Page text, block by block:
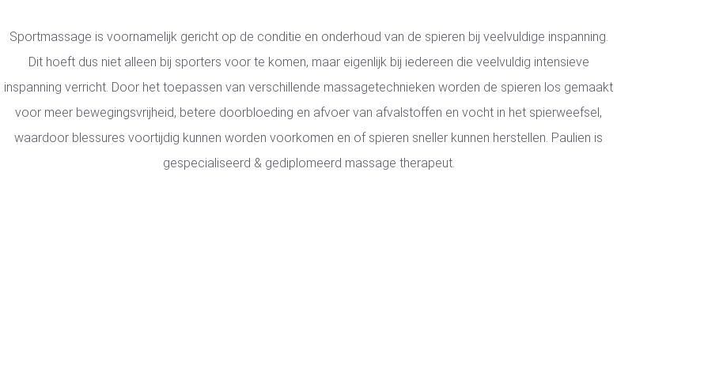
Sportmassage is voornamelijk gericht op de conditie en onderhoud van de spieren bij veelvuldige inspanning.
Dit hoeft dus niet alleen bij sporters voor te komen, maar eigenlijk bij iedereen die veelvuldig intensieve
inspanning verricht. Door het toepassen van verschillende massagetechnieken worden de spieren los gemaakt
voor meer bewegingsvrijheid, betere doorbloeding en afvoer van afvalstoffen en vocht in het spierweefsel,
waardoor blessures voortijdig kunnen worden voorkomen en of spieren sneller kunnen herstellen. Paulien is
gespecialiseerd & gediplomeerd massage therapeut.